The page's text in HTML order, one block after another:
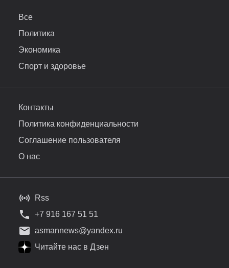
Все
Политика
Экономика
Спорт и здоровье
Контакты
Политика конфиденциальности
Соглашение пользователя
О нас
Rss
+7 916 167 51 51
asmannews@yandex.ru
Читайте нас в Дзен